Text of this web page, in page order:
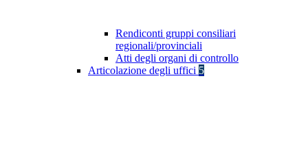
Rendiconti gruppi consiliari
regionali/provinciali
Atti degli organi di controllo
Articolazione degli uffici 5